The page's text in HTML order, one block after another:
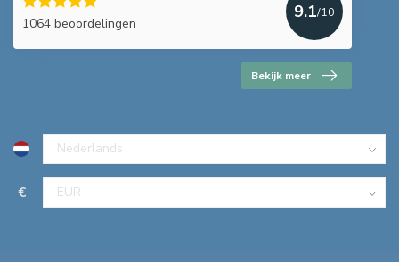
1064 beoordelingen
9.1/10
Bekijk meer
€